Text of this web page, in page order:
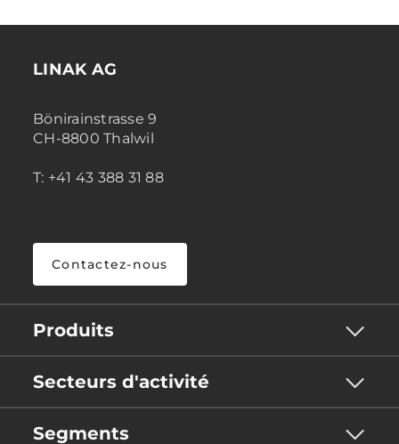
LINAK AG
Bönirainstrasse 9
CH-8800 Thalwil
T: +41 43 388 31 88
Contactez-nous
Produits
Secteurs d'activité
Segments